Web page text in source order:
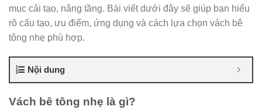
mục cải tạo, nâng tầng. Bài viết dưới đây sẽ giúp bạn hiểu
rõ cấu tạo, ưu điểm, ứng dụng và cách lựa chọn vách bê
tông nhẹ phù hợp.
Nội dung
Vách bê tông nhẹ là gì?